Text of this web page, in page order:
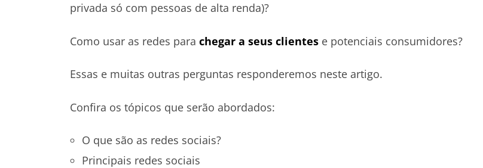
privada só com pessoas de alta renda)?
Como usar as redes para chegar a seus clientes e potenciais consumidores?
Essas e muitas outras perguntas responderemos neste artigo.
Confira os tópicos que serão abordados:
O que são as redes sociais?
Principais redes sociais